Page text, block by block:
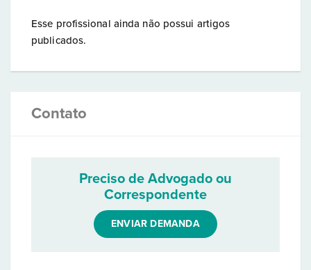
Esse profissional ainda não possui artigos
publicados.
Contato
Preciso de Advogado ou
Correspondente
ENVIAR DEMANDA